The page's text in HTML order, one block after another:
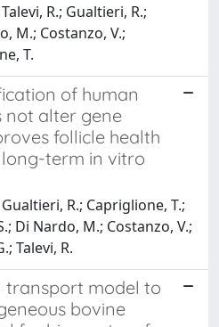
R.; Gualtieri, R.;
M.; Costanzo, V.;
T.
of human
not alter gene
follicle health
term in vitro
R.; Capriglione, T.;
Di Nardo, M.; Costanzo, V.;
Talevi, R.
transport model to
bovine